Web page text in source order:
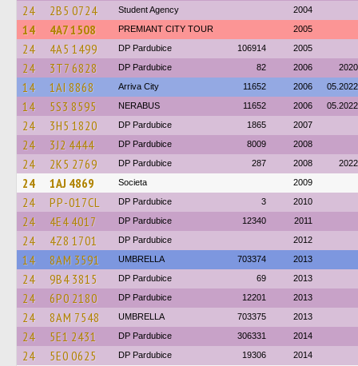
24 2B5 0724 Student Agency 2004
14 4A7 1508 PREMIANT CITY TOUR 2005
24 4A5 1499 DP Pardubice 106914 2005
24 3T7 6828 DP Pardubice 82 2006 2020
14 1AI 8868 Arriva City 11652 2006 05.2022
14 5S3 8595 NERABUS 11652 2006 05.2022
24 3H5 1820 DP Pardubice 1865 2007
24 3J2 4444 DP Pardubice 8009 2008
24 2K5 2769 DP Pardubice 287 2008 2022
24 1AJ 4869 Societa 2009
24 PP-017CL DP Pardubice 3 2010
24 4E4 4017 DP Pardubice 12340 2011
24 4Z8 1701 DP Pardubice 2012
14 8AM 3591 UMBRELLA 703374 2013
24 9B4 3815 DP Pardubice 69 2013
24 6P0 2180 DP Pardubice 12201 2013
24 8AM 7548 UMBRELLA 703375 2013
24 5E1 2431 DP Pardubice 306331 2014
24 5E0 0625 DP Pardubice 19306 2014